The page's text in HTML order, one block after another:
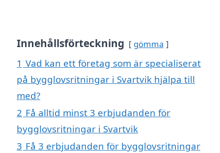
Innehållsförteckning gömma
1 Vad kan ett företag som är specialiserat
på bygglovsritningar i Svartvik hjälpa till
med?
2 Få alltid minst 3 erbjudanden för
bygglovsritningar i Svartvik
3 Få 3 erbjudanden för bygglovsritningar